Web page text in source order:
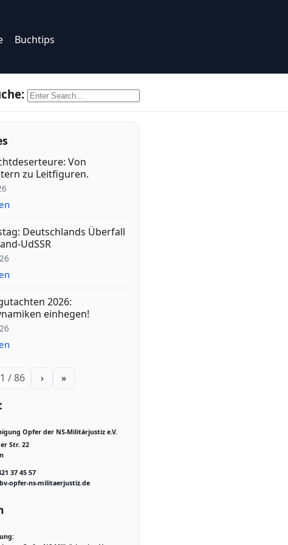
Buchtips
Von
zu Leitfiguren.
Deutschlands Überfall
UdSSR
2026:
einhegen!
/ 86 › »
Opfer der NS-Militärjustiz e.V.
Str. 22
37 45 57
opfer-ns-militaerjustiz.de